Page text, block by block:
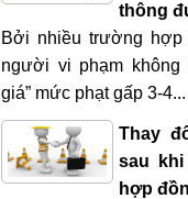
thông
Bởi nhiều trường
người vi phạm không
giá” mức phạt gấp 3-4...
Thay
sau
hợp